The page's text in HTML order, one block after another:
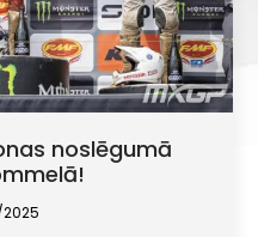
noslēgumā